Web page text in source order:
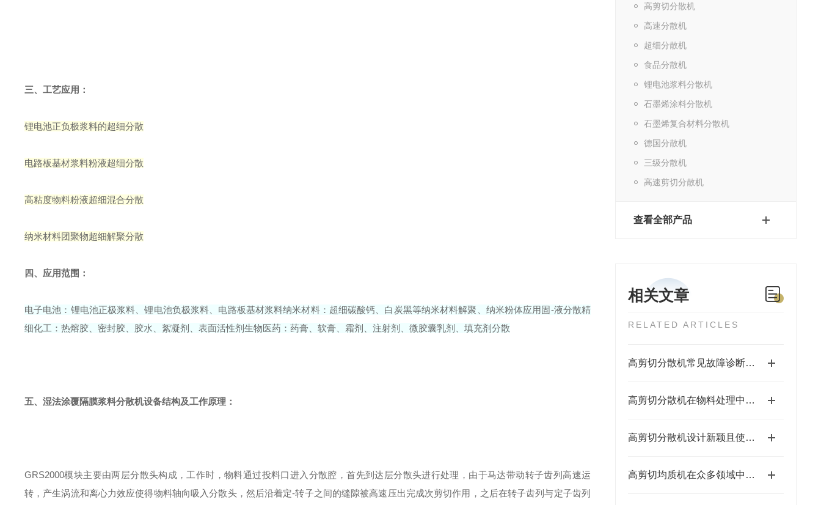
高剪切分散机
高速分散机
超细分散机
食品分散机
锂电池浆料分散机
石墨烯涂料分散机
石墨烯复合材料分散机
德国分散机
三级分散机
高速剪切分散机
查看全部产品
相关文章
RELATED ARTICLES
高剪切分散机常见故障诊断与排除实用指南
高剪切分散机在物料处理中的工艺优化与应用
高剪切分散机设计新颖且使用安全
高剪切均质机在众多领域中都有应用
三、工艺应用 ：
锂电池正负极浆料的超细分散
电路板基材浆料粉液超细分散
高粘度物料粉液超细混合分散
纳米材料团聚物超细解聚分散
四、 应用范围 ：
电子电池：锂电池正极浆料、锂电池负极浆料、电路板基材浆料纳米材料：超细碳酸钙、白炭黑等纳米材料解聚、纳米粉体应用固-液分散精
细化工：热熔胶、密封胶、胶水、絮凝剂、表面活性剂生物医药：药膏、软膏、霜剂、注射剂、微胶囊乳剂、填充剂分散
五、 湿法涂覆隔膜浆料分散机设备结构及工作原理：
GRS2000模块主要由两层分散头构成，工作时，物料通过投料口进入分散腔，首先到达层分散头进行处理，由于马达带动转子齿列高速运
转，产生涡流和离心力效应使得物料轴向吸入分散头，然后沿着定-转子之间的缝隙被高速压出完成次剪切作用，之后在转子齿列与定子齿列